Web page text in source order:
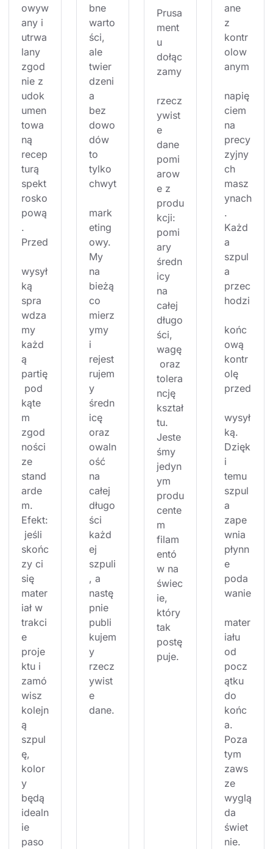
owyw
any i
utrwa
lany
zgod
nie z
udok
umen
towa
ną
recep
turą
spekt
rosko
pową
.
Przed
wysył
ką
spra
wdza
my
każd
ą
partię
pod
kąte
m
zgod
ności
ze
stand
arde
m.
Efekt:
jeśli
skońc
zy ci
się
mater
iał w
trakci
e
proje
ktu i
zamó
wisz
kolejn
ą
szpul
ę,
kolor
y
będą
idealn
ie
paso
bne
warto
ści,
ale
twier
dzeni
a
bez
dowo
dów
to
tylko
chwyt
mark
eting
owy.
My
na
bieżą
co
mierz
ymy
i
rejest
rujem
y
średn
icę
oraz
owaln
ość
na
całej
długo
ści
każd
ej
szpuli
, a
nastę
pnie
publi
kujem
y
rzecz
ywist
e
dane.
Prusa
ment
u
dołąc
zamy
rzecz
ywist
e
dane
pomi
arow
e z
produ
kcji:
pomi
ary
średn
icy
na
całej
długo
ści,
wagę
oraz
tolera
ncję
kształ
tu.
Jeste
śmy
jedyn
ym
produ
cente
m
filam
entó
w na
świec
ie,
który
tak
postę
puje.
ane
z
kontr
olow
anym
napię
ciem
na
precy
zyjny
ch
masz
ynach
.
Każd
a
szpul
a
przec
hodzi
końc
ową
kontr
olę
przed
wysył
ką.
Dzięk
i
temu
szpul
a
zape
wnia
płynn
e
poda
wanie
mater
iału
od
pocz
ątku
do
końc
a.
Poza
tym
zaws
ze
wyglą
da
świet
nie.